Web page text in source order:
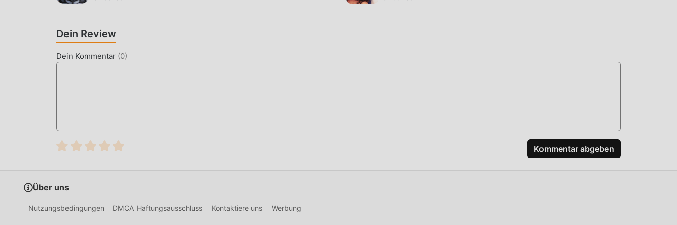
JETZT DOWNLOADEN
Klicken Sie einfach auf die Download-Schaltfläche, um die Moddroid-APP zu installieren. Sie können die
Dein Review
Dein Kommentar (0)
Kommentar abgeben
Über uns
Nutzungsbedingungen DMCA Haftungsausschluss Kontaktiere uns Werbung